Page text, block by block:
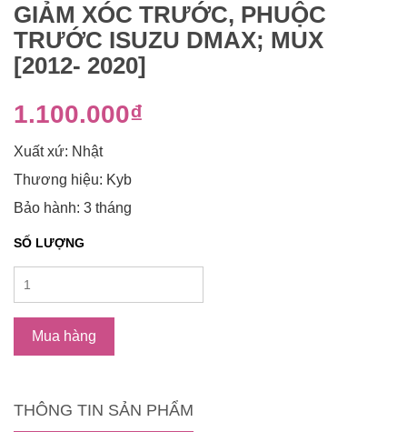
GIẢM XÓC TRƯỚC, PHUỘC
TRƯỚC ISUZU DMAX; MUX
[2012- 2020]
1.100.000₫
Xuất xứ: Nhật
Thương hiệu: Kyb
Bảo hành: 3 tháng
SỐ LƯỢNG
Mua hàng
THÔNG TIN SẢN PHẨM